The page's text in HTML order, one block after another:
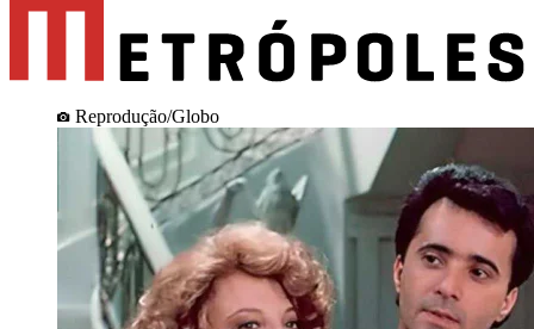
Reprodução/Globo